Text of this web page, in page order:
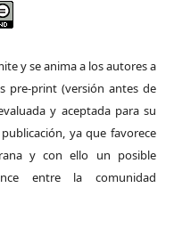
y se anima a los autores a
pre-print (versión antes de
y aceptada para su
ya que favorece
y con ello un posible
entre la comunidad